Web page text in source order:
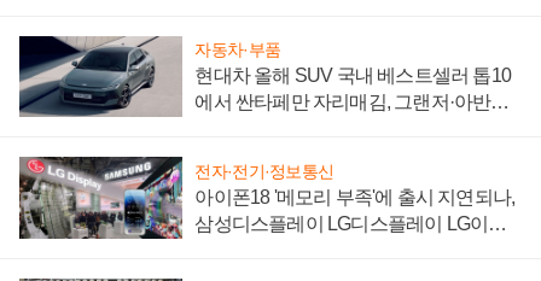
자동차·부품
현대차 올해 SUV 국내 베스트셀러 톱10
에서 싼타페만 자리매김, 그랜저·아반떼
전자·전기·정보통신
아이폰18 '메모리 부족'에 출시 지연되나,
삼성디스플레이 LG디스플레이 LG이노